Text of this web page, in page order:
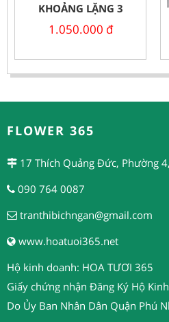
KHOẢNG LẶNG 3
1.050.000 đ
FLOWER 365
17 Thích Quảng Đức, Phường
090 764 0087
tranthibichngan@gmail.com
www.hoatuoi365.net
Hộ kinh doanh: HOA TƯƠI 365
Giấy chứng nhận Đăng Ký Hộ
Do Ủy Ban Nhân Dân Quận Phú